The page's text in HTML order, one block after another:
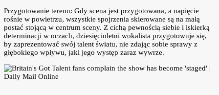
Przygotowanie terenu: Gdy scena jest przygotowana, a napięcie
rośnie w powietrzu, wszystkie spojrzenia skierowane są na małą
postać stojącą w centrum sceny. Z cichą pewnością siebie i iskierką
determinacji w oczach, dziesięcioletni wokalista przygotowuje się,
by zaprezentować swój talent światu, nie zdając sobie sprawy z
głębokiego wpływu, jaki jego występ zaraz wywrze.